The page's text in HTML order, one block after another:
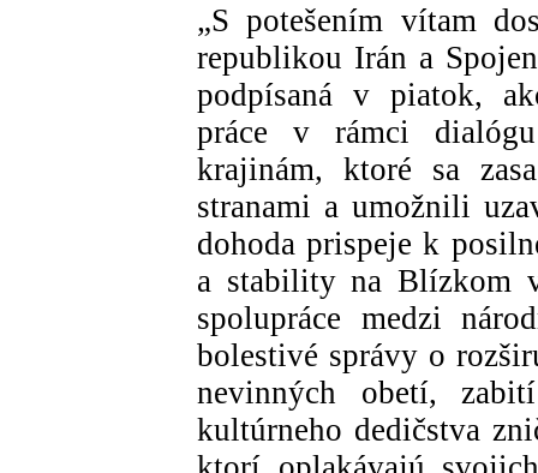
„S potešením vítam
republikou Irán a
podpísaná v piatok,
práce v rámci
krajinám, ktoré sa
stranami a umožnili
dohoda prispeje k
a stability na Blízkom
spolupráce medzi
bolestivé správy o
nevinných obetí,
kultúrneho dedičstva